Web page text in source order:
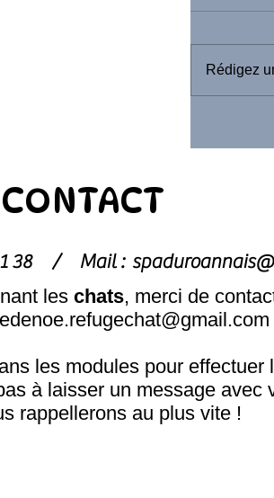
Rédigez
CONTACT
81 38 / Mail :
les chats, merci de
les modules pour effectuer
à laisser un message avec
rappellerons au plus vite !